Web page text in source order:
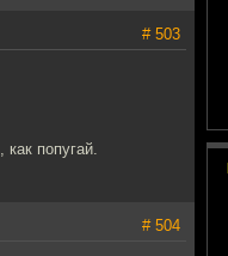
# 503
попугай.
# 504